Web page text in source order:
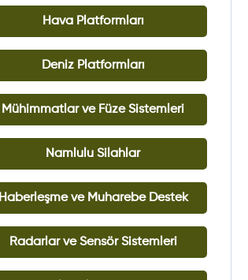
Hava Platformları
Deniz Platformları
Mühimmatlar ve Füze Sistemleri
Namlulu Silahlar
Haberleşme ve Muharebe Destek
Radarlar ve Sensör Sistemleri